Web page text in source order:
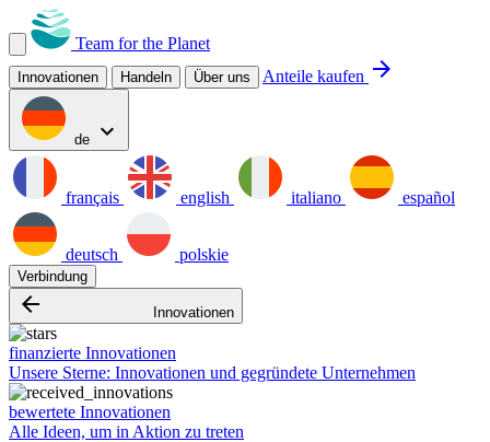
Team for the Planet
Innovationen Handeln Über uns Anteile kaufen arrow_forward
de expand_more
français english italiano español
deutsch polskie
Verbindung
arrow_backward Innovationen
finanzierte Innovationen
Unsere Sterne: Innovationen und gegründete Unternehmen
bewertete Innovationen
Alle Ideen, um in Aktion zu treten